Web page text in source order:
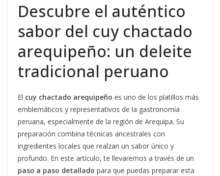
Descubre el auténtico
sabor del cuy chactado
arequipeño: un deleite
tradicional peruano
El cuy chactado arequipeño es uno de los platillos más
emblemáticos y representativos de la gastronomía
peruana, especialmente de la región de Arequipa. Su
preparación combina técnicas ancestrales con
ingredientes locales que realzan un sabor único y
profundo. En este artículo, te llevaremos a través de un
paso a paso detallado para que puedas preparar esta